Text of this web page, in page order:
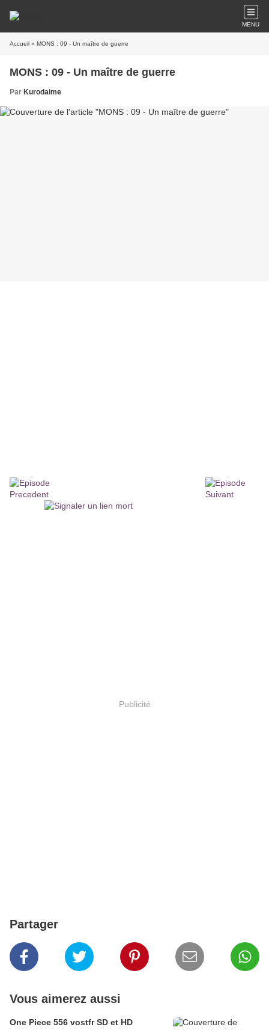
MENU
Accueil » MONS : 09 - Un maître de guerre
MONS : 09 - Un maître de guerre
Par Kurodaime
Publicité
Partager
Vous aimerez aussi
One Piece 556 vostfr SD et HD